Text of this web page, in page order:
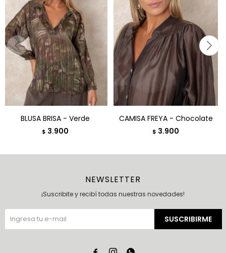
BLUSA BRISA - Verde
$ 3.900
CAMISA FREYA - Chocolate
$ 3.900
NEWSLETTER
¡Suscribite y recibí todas nuestras novedades!
SUSCRIBIRME